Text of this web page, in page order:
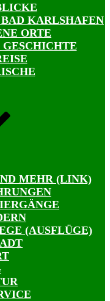
KARLSHAFEN
ORTE
MEHR (LINK)
(AUSFLÜGE)